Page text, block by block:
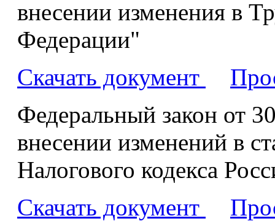
внесении изменения в
Федерации"
Скачать документ
Федеральный закон от
внесении изменений в
Налогового кодекса
Скачать документ